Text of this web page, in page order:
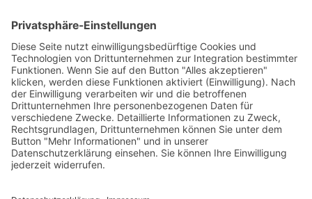
zu lassen.
Von Abschleppdiensten bis zu
komfortablen Unterkünften:
Alles, was Sie brauchen, an
einem Ort
In unserem umfassenden Branchenportal finden
Sie nicht nur alle Informationen rund um
zuverlässige Abschleppdienste, sondern auch